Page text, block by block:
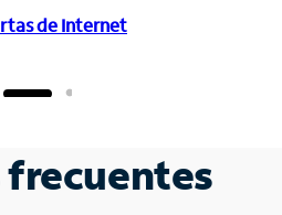
de Internet
frecuentes